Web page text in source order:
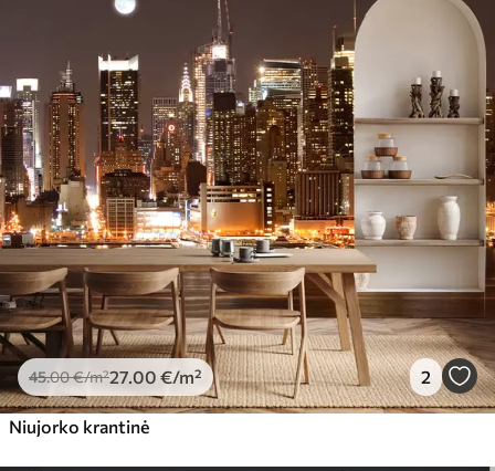
45.00€/m²27 .00 €/m² 2
Niujorko krantinė